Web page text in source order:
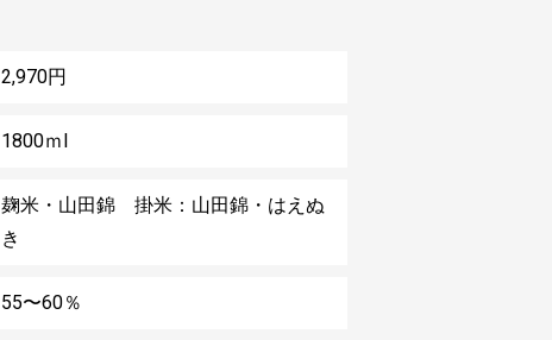
2,970円
1800ｍl
麹米・山田錦 掛米：山田錦・はえぬ
き
55〜60％